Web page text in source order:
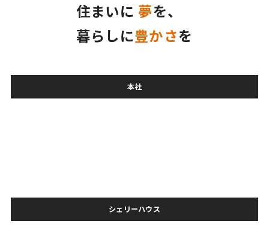
住まいに 夢を、
暮らしに豊かさを
本社
シェリーハウス